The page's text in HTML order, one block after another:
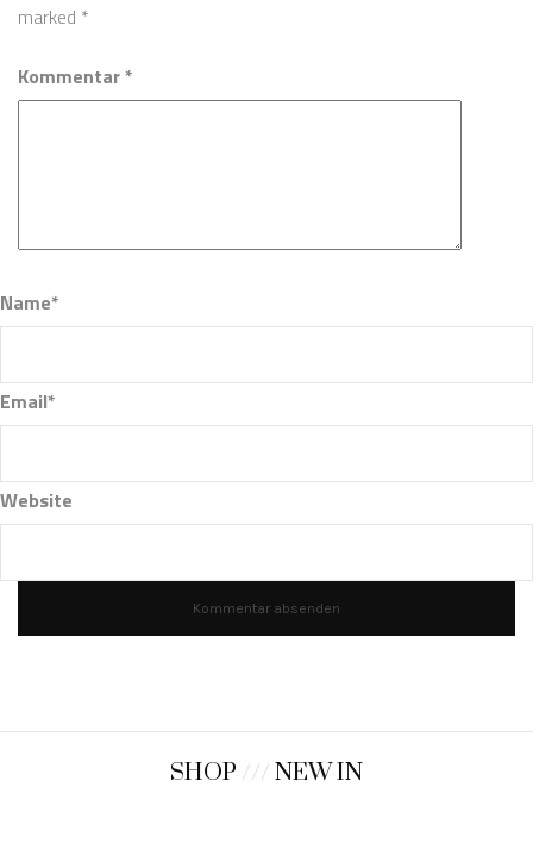
marked *
Kommentar *
Name*
Email*
Website
SHOP ///NEW IN